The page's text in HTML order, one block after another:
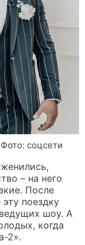
соцсети
– на него
После
поездку
шоу. А
когда
2».